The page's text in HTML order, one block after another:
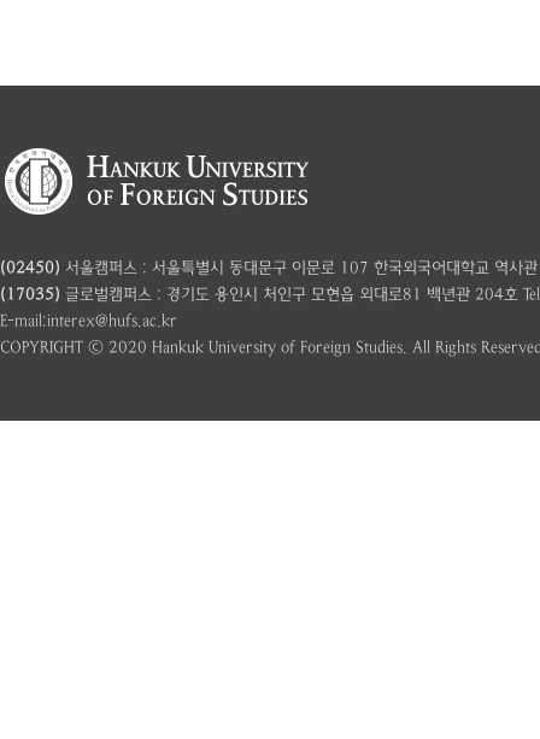
(02450) 서울캠퍼스 : 서울특별시 동대문구 이문로 107 한국외국어대학교
(17035) 글로벌캠퍼스 : 경기도 용인시 처인구 모현읍 외대로81 백년관 204
E-mail:interex@hufs.ac.kr
COPYRIGHT ⓒ 2020 Hankuk University of Foreign Studies. All Rights